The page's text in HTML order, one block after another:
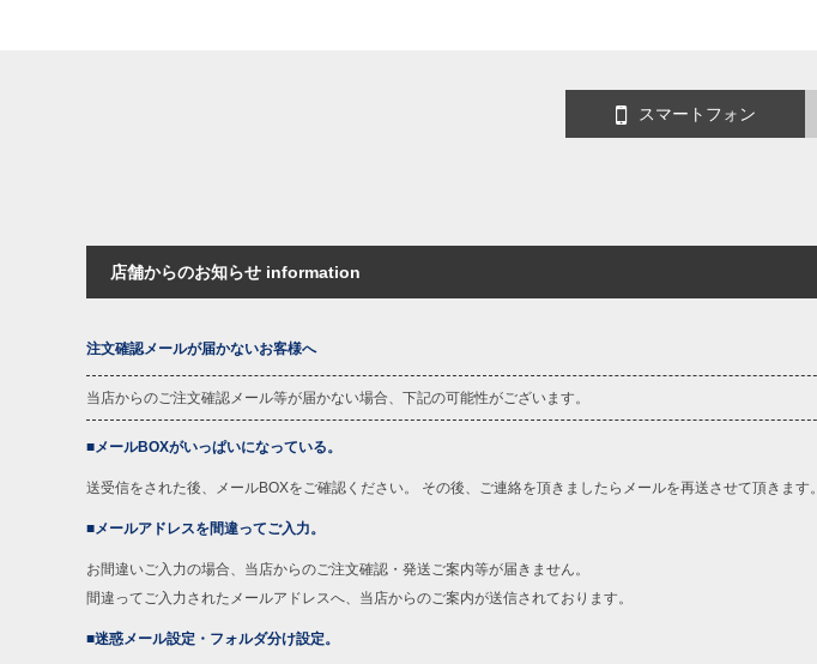
スマートフォン
店舗からのお知らせ information
注文確認メールが届かないお客様へ
当店からのご注文確認メール等が届かない場合、下記の可能性がございます。
■メールBOXがいっぱいになっている。
送受信をされた後、メールBOXをご確認ください。 その後、ご連絡を頂きましたらメールを再送させて頂きます。
■メールアドレスを間違ってご入力。
お間違いご入力の場合、当店からのご注文確認・発送ご案内等が届きません。
間違ってご入力されたメールアドレスへ、当店からのご案内が送信されております。
■迷惑メール設定・フォルダ分け設定。